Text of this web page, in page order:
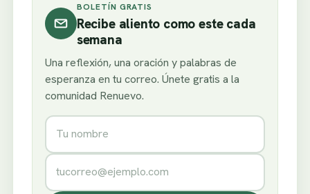
BOLETÍN GRATIS
Recibe aliento como este cada
semana
Una reflexión, una oración y palabras de
esperanza en tu correo. Únete gratis a la
comunidad Renuevo.
Nombre
Correo electrónico